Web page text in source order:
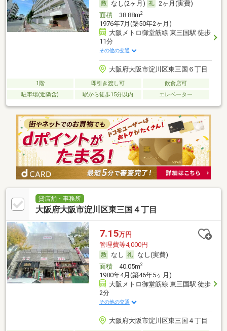
なし(2ヶ月)
2ヶ月(実費)
面積38.88m2
1976年7月(築50年2ヶ月)
大阪メトロ御堂筋線 東三国駅 徒歩
11分
その他の交通
大阪府大阪市淀川区東三国６丁目
1階 即引き渡し可
飲食店可
駐車場(近隣含)
駅から徒歩15分以内 エレベーター
貸店舗・事務所
大阪府大阪市淀川区東三国４丁目
7.15万円
管理費等4,000円
なし
なし(実費)
面積40.05m2
1980年4月(築46年5ヶ月)
大阪メトロ御堂筋線 東三国駅 徒歩
2分
その他の交通
大阪府大阪市淀川区東三国４丁目